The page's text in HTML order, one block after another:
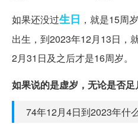
如果还没过生日 ，就是15周
出生，到2023年12月13日，
2月31日及之后才是16周岁。
如果说的是虚岁，无论是否足
74年12月4日到2023年什